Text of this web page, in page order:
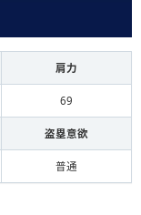
肩力
69
盗塁意欲
普通